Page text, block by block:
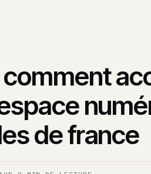
de france